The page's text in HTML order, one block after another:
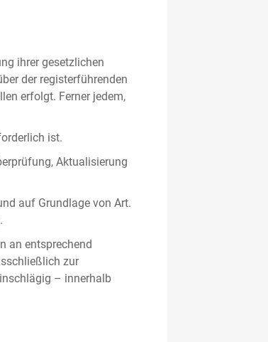
ihrer gesetzlichen
der registerführenden
erfolgt. Ferner jedem,
ist.
Aktualisierung
auf Grundlage von Art.
an entsprechend
zur
– innerhalb